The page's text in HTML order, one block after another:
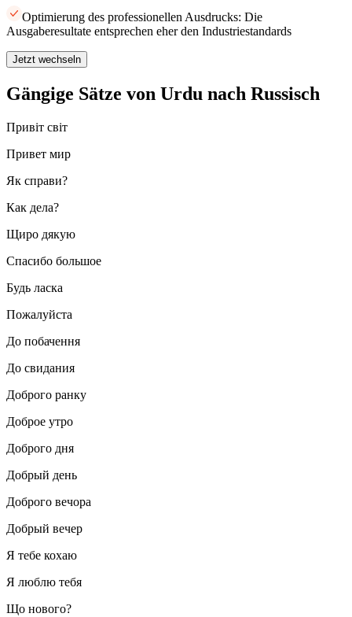
Optimierung des professionellen Ausdrucks: Die
Ausgaberesultate entsprechen eher den Industriestandards
Jetzt wechseln
Gängige Sätze von Urdu nach Russisch
Привіт світ
Привет мир
Як справи?
Как дела?
Щиро дякую
Спасибо большое
Будь ласка
Пожалуйста
До побачення
До свидания
Доброго ранку
Доброе утро
Доброго дня
Добрый день
Доброго вечора
Добрый вечер
Я тебе кохаю
Я люблю тебя
Що нового?